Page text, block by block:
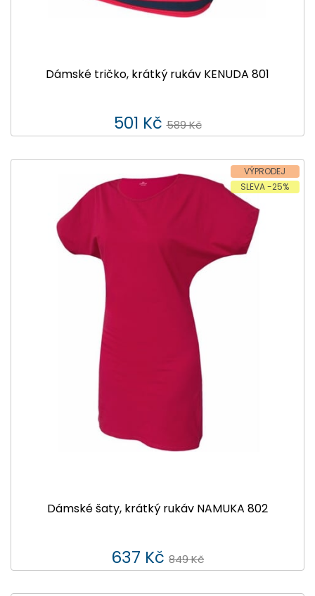
Dámské tričko, krátký rukáv KENUDA 801
501 Kč 589 Kč
VÝPRODEJ
SLEVA -25%
Dámské šaty, krátký rukáv NAMUKA 802
637 Kč 849 Kč